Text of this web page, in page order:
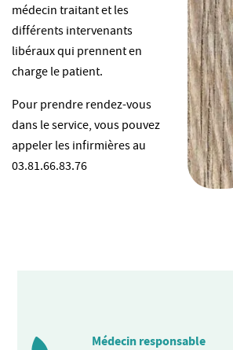
médecin traitant et les
différents intervenants
libéraux qui prennent en
charge le patient.
Pour prendre rendez-vous
dans le service, vous pouvez
appeler les infirmières au
03.81.66.83.76
Médecin responsable